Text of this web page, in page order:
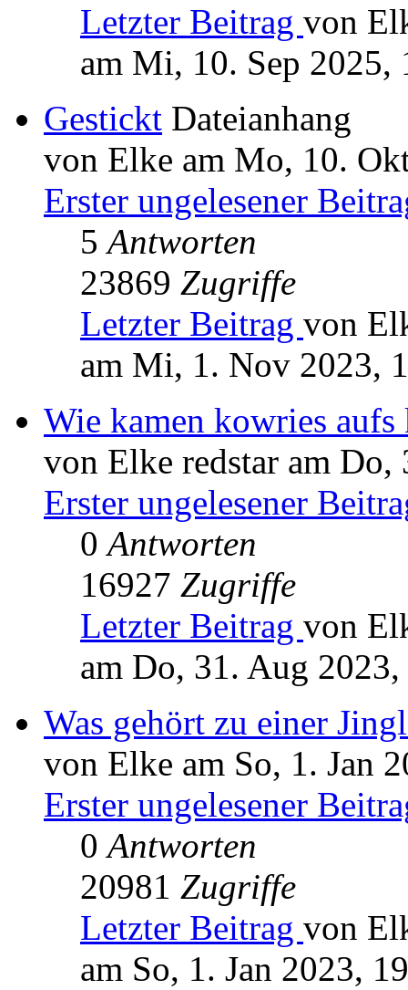
Letzter Beitrag von
am Mi, 10. Sep 2025,
Gestickt Dateianhang
von Elke am Mo, 10.
Erster ungelesener
5Antworten
23869 Zugriffe
Letzter Beitrag von
am Mi, 1. Nov 2023,
Wie kamen kowries
von Elke redstar am
Erster ungelesener
0Antworten
16927 Zugriffe
Letzter Beitrag von
am Do, 31. Aug
Was gehört zu einer
von Elke am So, 1. Jan
Erster ungelesener
0Antworten
20981 Zugriffe
Letzter Beitrag von
am So, 1. Jan 2023,